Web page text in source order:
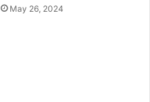
May 26, 2024